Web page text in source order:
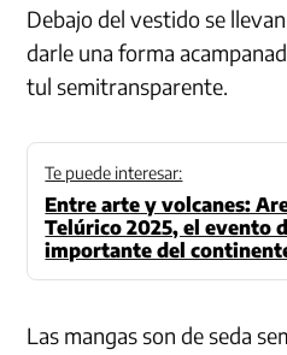
Debajo del vestido se
darle una forma
tul semitransparente.
Te puede interesar:
Entre arte y volcanes:
Telúrico 2025, el evento
importante del
Las mangas son de seda